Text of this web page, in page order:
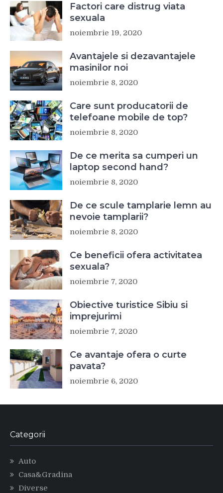
Factori care distrug viata
sexuala
noiembrie 19, 2020
Avantajele si dezavantajele
masinilor noi
noiembrie 8, 2020
Care sunt producatorii de
telefoane mobile de top?
noiembrie 8, 2020
De ce merita sa cumperi un
laptop second hand?
noiembrie 8, 2020
De ce scule tamplarie lemn au
nevoie tamplarii?
noiembrie 8, 2020
Ce beneficii ofera activitatea
sexuala?
noiembrie 7, 2020
Obiective turistice Sibiu si
imprejurimi
noiembrie 7, 2020
Ce avantaje ofera o curte
pavata?
noiembrie 6, 2020
Categorii
Auto
Casa&Gradina
Diverse